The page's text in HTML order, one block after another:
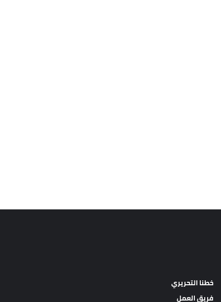
خطنا التحريري
فريق العمل